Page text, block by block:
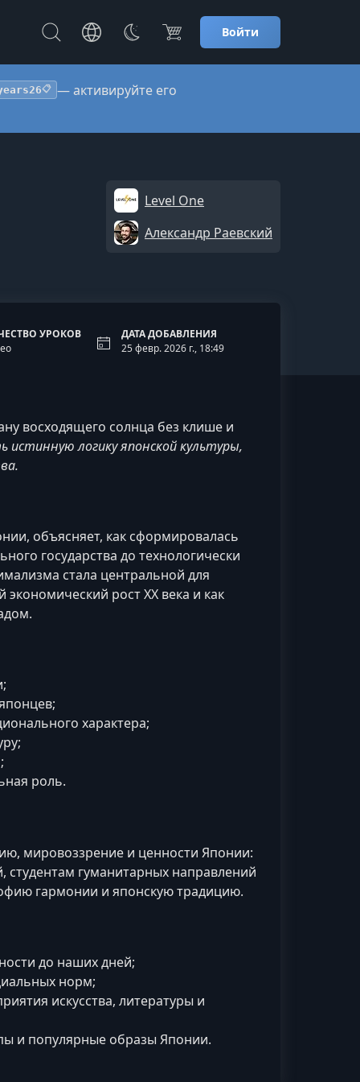
Войти
📋 — активируйте его
Level One
Александр Раевский
УРОКОВ
ДАТА ДОБАВЛЕНИЯ
25 февр. 2026 г., 18:49
восходящего солнца без клише и
истинную логику японской культуры,
объясняет, как сформировалась
государства до технологически
стала центральной для
рост XX века и как
характера;
роль.
мировоззрение и ценности Японии:
гуманитарных направлений
гармонии и японскую традицию.
до наших дней;
норм;
искусства, литературы и
и популярные образы Японии.